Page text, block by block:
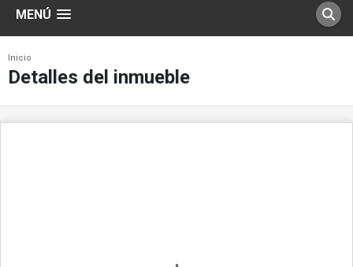
MENÚ
Inicio
Detalles del inmueble